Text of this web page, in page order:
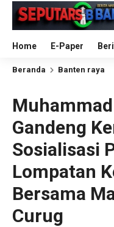
Home E-Paper
Beranda Banten raya
Muhammad
Gandeng
Sosialisasi
Lompatan
Bersama
Curug